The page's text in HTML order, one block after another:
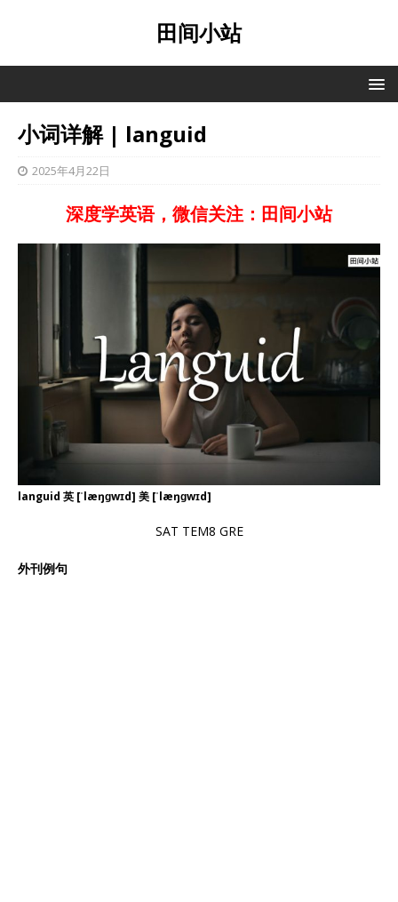
田间小站
小词详解 | languid
2025年4月22日
深度学英语，微信关注：田间小站
languid 英 [ˈlæŋɡwɪd] 美 [ˈlæŋɡwɪd]
SAT TEM8 GRE
外刊例句